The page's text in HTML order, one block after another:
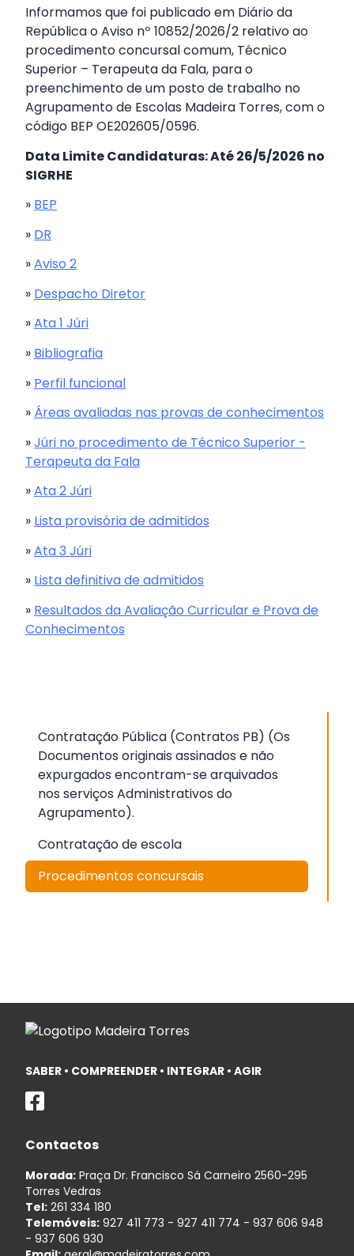
Contratação Pública (Contratos PB) (Os
Documentos originais assinados e não
expurgados encontram-se arquivados
nos serviços Administrativos do
Agrupamento).
Contratação de escola
Procedimentos concursais
Informamos que foi publicado em Diário da
República o Aviso nº 10852/2026/2 relativo ao
procedimento concursal comum, Técnico
Superior – Terapeuta da Fala, para o
preenchimento de um posto de trabalho no
Agrupamento de Escolas Madeira Torres, com o
código BEP OE202605/0596.
Data Limite Candidaturas: Até 26/5/2026 no
SIGRHE
» BEP
» DR
»Aviso 2
» Despacho Diretor
»Ata 1 Júri
» Bibliografia
» Perfil funcional
» Áreas avaliadas nas provas de conhecimentos
»Júri no procedimento de Técnico Superior -
Terapeuta da Fala
»Ata 2 Júri
» Lista provisória de admitidos
»Ata 3 Júri
» Lista definitiva de admitidos
» Resultados da Avaliação Curricular e Prova de
Conhecimentos
SABER • COMPREENDER • INTEGRAR • AGIR
Contactos
Morada: Praça Dr. Francisco Sá Carneiro 2560-295
Torres Vedras
Tel: 261 334 180
Telemóveis: 927 411 773 - 927 411 774 - 937 606 948
- 937 606 930